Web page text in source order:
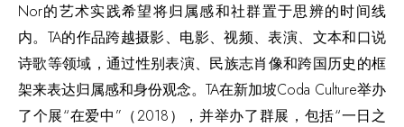
Nor的艺术实践希望将归属感和社群置于思辨的时间线
内。TA的作品跨越摄影、电影、视频、表演、文本和口说
诗歌等领域，通过性别表演、民族志肖像和跨国历史的框
架来表达归属感和身份观念。TA在新加坡Coda Culture举办
了个展“在爱中”（2018），并举办了群展，包括“一日之